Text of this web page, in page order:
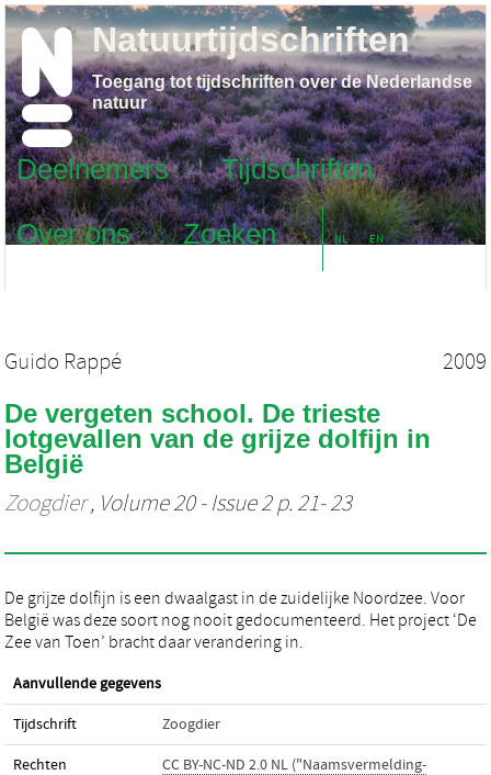
Deelnemers
Tijdschriften
Over ons
Zoeken NL EN
Natuurtijdschriften
Toegang tot tijdschriften over de Nederlandse
natuur
Guido Rappé 2009
De vergeten school. De trieste
lotgevallen van de grijze dolfijn in
België
Zoogdier, Volume 20 - Issue 2 p. 21- 23
De grijze dolfijn is een dwaalgast in de zuidelijke Noordzee. Voor
België was deze soort nog nooit gedocumenteerd. Het project ‘De
Zee van Toen’ bracht daar verandering in.
Aanvullende gegevens
Tijdschrift Zoogdier
Rechten
CC BY-NC-ND 2.0 NL ("Naamsvermelding-